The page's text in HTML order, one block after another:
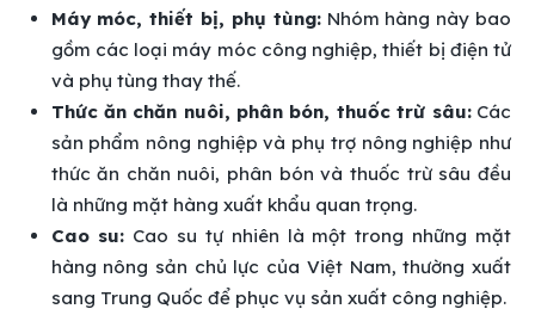
Máy móc, thiết bị, phụ tùng:Nhóm hàng này bao
gồm các loại máy móc công nghiệp, thiết bị điện tử
và phụ tùng thay thế.
Thức ăn chăn nuôi, phân bón, thuốc trừ sâu:Các
sản phẩm nông nghiệp và phụ trợ nông nghiệp như
thức ăn chăn nuôi, phân bón và thuốc trừ sâu đều
là những mặt hàng xuất khẩu quan trọng.
Cao su: Cao su tự nhiên là một trong những mặt
hàng nông sản chủ lực của Việt Nam, thường xuất
sang Trung Quốc để phục vụ sản xuất công nghiệp.